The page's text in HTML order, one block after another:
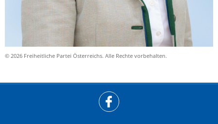
© 2026 Freiheitliche Partei Österreichs. Alle Rechte vorbehalten.